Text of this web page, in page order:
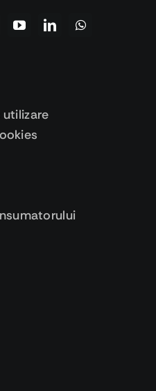
utilizare